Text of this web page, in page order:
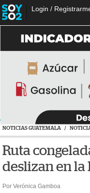
Login /
NOTICIAS GUATEMALA /
Ruta
deslizan en
Por Verónica Gamboa